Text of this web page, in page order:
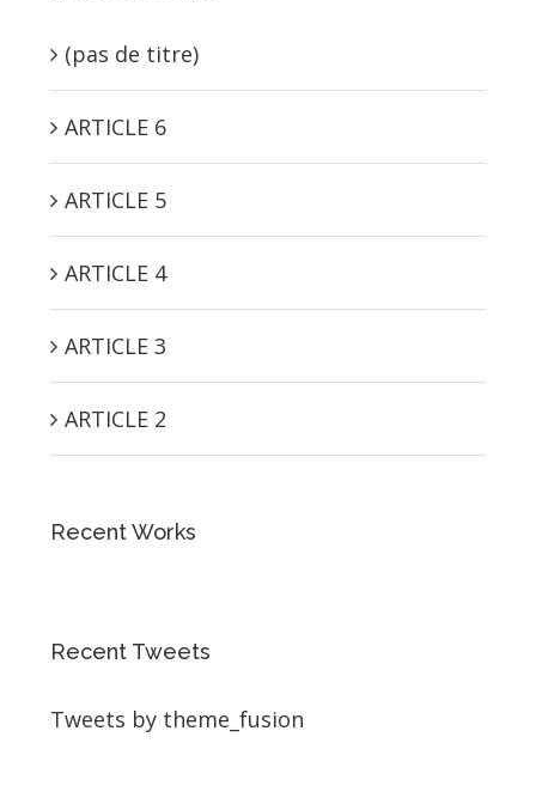
(pas de titre)
ARTICLE 6
ARTICLE 5
ARTICLE 4
ARTICLE 3
ARTICLE 2
Recent Works
Recent Tweets
Tweets by theme_fusion